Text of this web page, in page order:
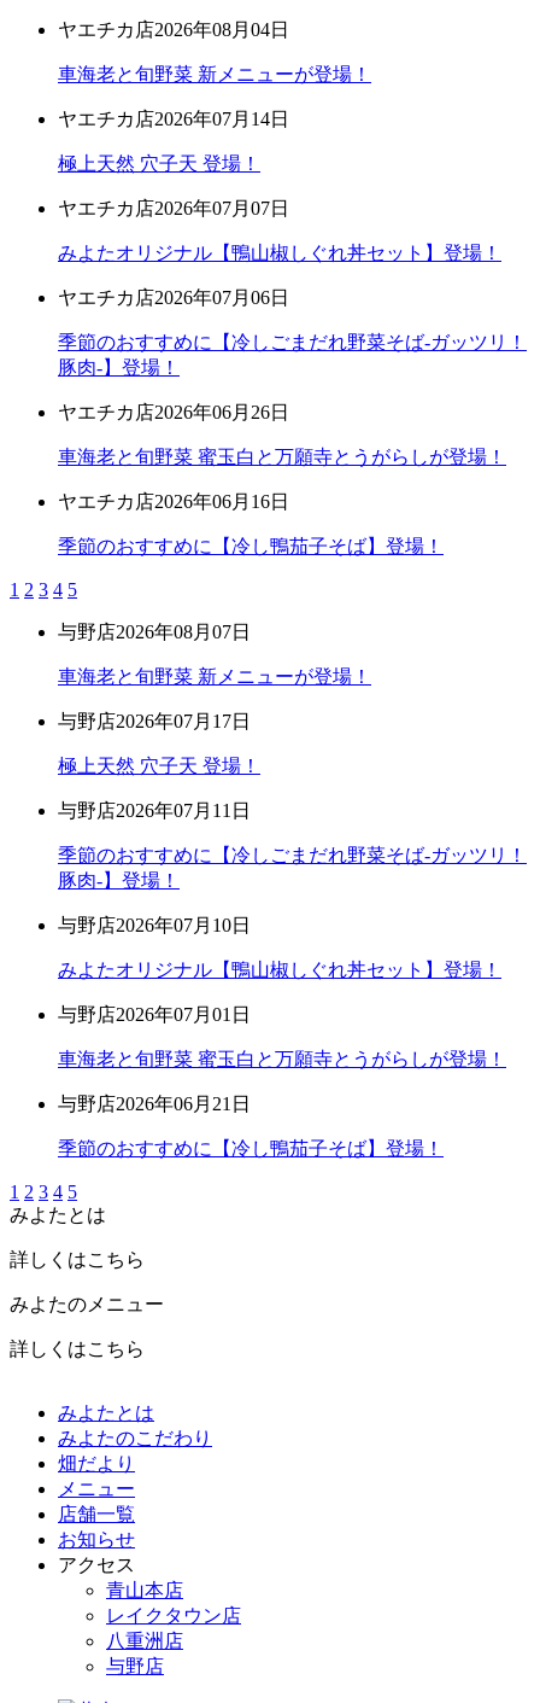
ヤエチカ店2026年08月04日
車海老と旬野菜 新メニューが登場！
ヤエチカ店2026年07月14日
極上天然 穴子天 登場！
ヤエチカ店2026年07月07日
みよたオリジナル【鴨山椒しぐれ丼セット】登場！
ヤエチカ店2026年07月06日
季節のおすすめに【冷しごまだれ野菜そば-ガッツリ！
豚肉-】登場！
ヤエチカ店2026年06月26日
車海老と旬野菜 蜜玉白と万願寺とうがらしが登場！
ヤエチカ店2026年06月16日
季節のおすすめに【冷し鴨茄子そば】登場！
1 2 3 4 5
与野店2026年08月07日
車海老と旬野菜 新メニューが登場！
与野店2026年07月17日
極上天然 穴子天 登場！
与野店2026年07月11日
季節のおすすめに【冷しごまだれ野菜そば-ガッツリ！
豚肉-】登場！
与野店2026年07月10日
みよたオリジナル【鴨山椒しぐれ丼セット】登場！
与野店2026年07月01日
車海老と旬野菜 蜜玉白と万願寺とうがらしが登場！
与野店2026年06月21日
季節のおすすめに【冷し鴨茄子そば】登場！
1 2 3 4 5
みよたとは
詳しくはこちら
みよたのメニュー
詳しくはこちら
みよたとは
みよたのこだわり
畑だより
メニュー
店舗一覧
お知らせ
アクセス
青山本店
レイクタウン店
八重洲店
与野店